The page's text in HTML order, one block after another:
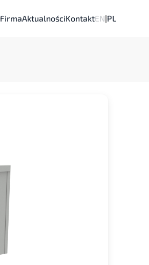
FirmaAktualnościKontaktEN|PL